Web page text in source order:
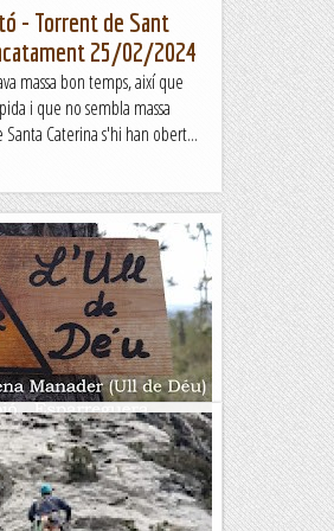
- Torrent de Sant
25/02/2024
massa bon temps, així que
i que no sembla massa
Caterina s'hi han obert...
de Manader (Ull de Déu)